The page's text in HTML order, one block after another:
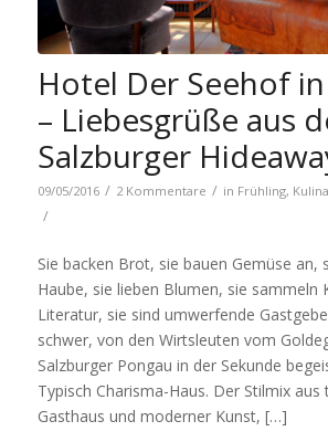
Hotel Der Seehof
– Liebesgrüße aus
Salzburger
09/05/2016 / 2 Kommentare / in Frühling,
/
Sie backen Brot, sie bauen Gemüse an,
Haube, sie lieben Blumen, sie sammeln
Literatur, sie sind umwerfende
schwer, von den Wirtsleuten vom
Salzburger Pongau in der Sekunde
Typisch Charisma-Haus. Der Stilmix
Gasthaus und moderner Kunst, […]